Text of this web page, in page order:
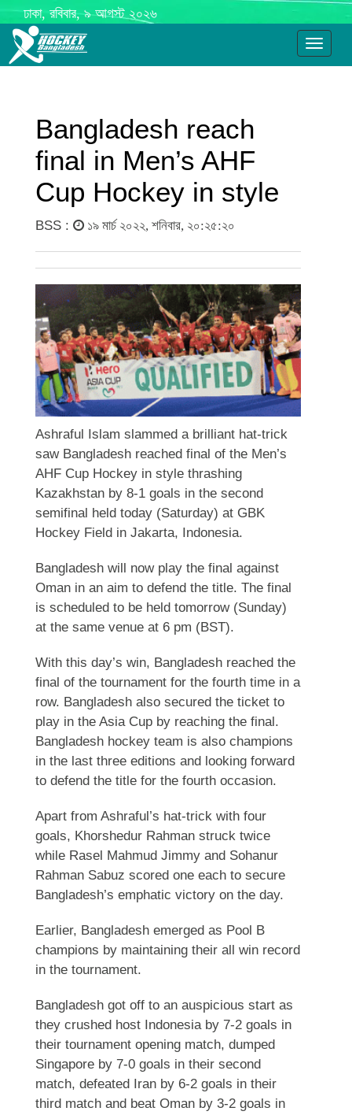
ঢাকা, রবিবার, ৯ আগস্ট ২০২৬
Toggle
Bangladesh reach
final in Men’s AHF
Cup Hockey in style
BSS : ১৯ মার্চ ২০২২, শনিবার, ২০:২৫:২০
Ashraful Islam slammed a brilliant hat-trick
saw Bangladesh reached final of the Men’s
AHF Cup Hockey in style thrashing
Kazakhstan by 8-1 goals in the second
semifinal held today (Saturday) at GBK
Hockey Field in Jakarta, Indonesia.
Bangladesh will now play the final against
Oman in an aim to defend the title. The final
is scheduled to be held tomorrow (Sunday)
at the same venue at 6 pm (BST).
With this day’s win, Bangladesh reached the
final of the tournament for the fourth time in a
row. Bangladesh also secured the ticket to
play in the Asia Cup by reaching the final.
Bangladesh hockey team is also champions
in the last three editions and looking forward
to defend the title for the fourth occasion.
Apart from Ashraful’s hat-trick with four
goals, Khorshedur Rahman struck twice
while Rasel Mahmud Jimmy and Sohanur
Rahman Sabuz scored one each to secure
Bangladesh’s emphatic victory on the day.
Earlier, Bangladesh emerged as Pool B
champions by maintaining their all win record
in the tournament.
Bangladesh got off to an auspicious start as
they crushed host Indonesia by 7-2 goals in
their tournament opening match, dumped
Singapore by 7-0 goals in their second
match, defeated Iran by 6-2 goals in their
third match and beat Oman by 3-2 goals in